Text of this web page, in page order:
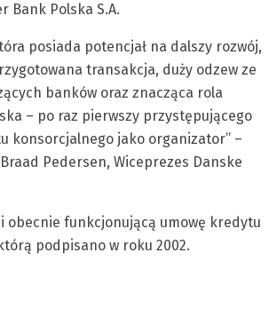
Bank Polska S.A.
posiada potencjał na dalszy rozwój,
transakcja, duży odzew ze
banków oraz znacząca rola
– po raz pierwszy przystępującego
konsorcjalnego jako organizator” –
Pedersen, Wiceprezes Danske
obecnie funkcjonującą umowę kredytu
podpisano w roku 2002.